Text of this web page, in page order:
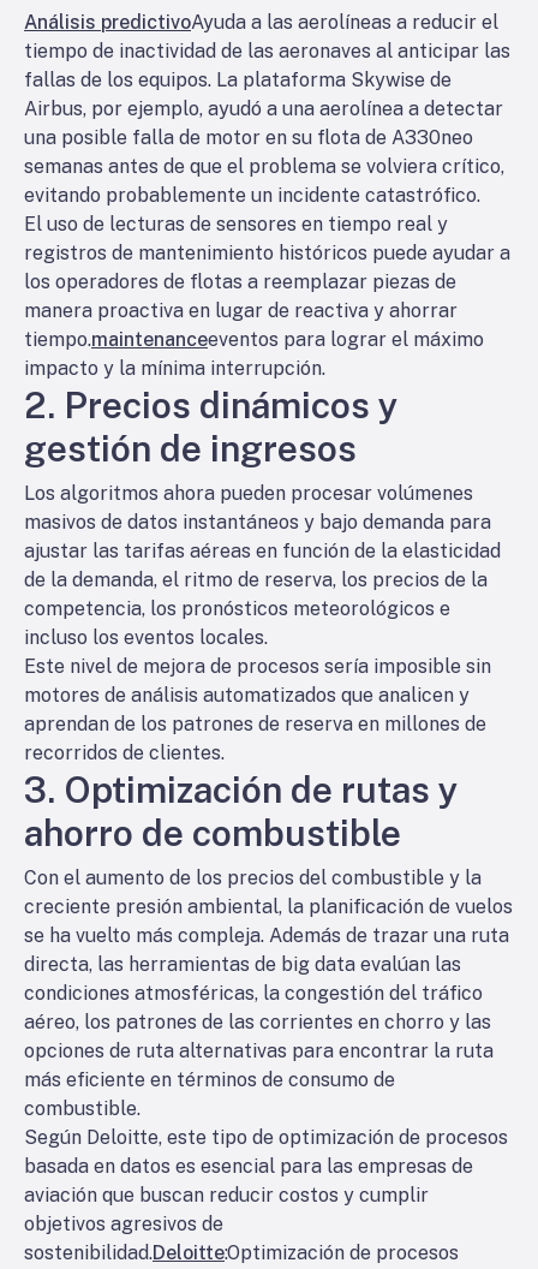
Análisis predictivoAyuda a las aerolíneas a reducir el
tiempo de inactividad de las aeronaves al anticipar las
fallas de los equipos. La plataforma Skywise de
Airbus, por ejemplo, ayudó a una aerolínea a detectar
una posible falla de motor en su flota de A330neo
semanas antes de que el problema se volviera crítico,
evitando probablemente un incidente catastrófico.
El uso de lecturas de sensores en tiempo real y
registros de mantenimiento históricos puede ayudar a
los operadores de flotas a reemplazar piezas de
manera proactiva en lugar de reactiva y ahorrar
tiempo.maintenanceeventos para lograr el máximo
impacto y la mínima interrupción.
2. Precios dinámicos y
gestión de ingresos
Los algoritmos ahora pueden procesar volúmenes
masivos de datos instantáneos y bajo demanda para
ajustar las tarifas aéreas en función de la elasticidad
de la demanda, el ritmo de reserva, los precios de la
competencia, los pronósticos meteorológicos e
incluso los eventos locales.
Este nivel de mejora de procesos sería imposible sin
motores de análisis automatizados que analicen y
aprendan de los patrones de reserva en millones de
recorridos de clientes.
3. Optimización de rutas y
ahorro de combustible
Con el aumento de los precios del combustible y la
creciente presión ambiental, la planificación de vuelos
se ha vuelto más compleja. Además de trazar una ruta
directa, las herramientas de big data evalúan las
condiciones atmosféricas, la congestión del tráfico
aéreo, los patrones de las corrientes en chorro y las
opciones de ruta alternativas para encontrar la ruta
más eficiente en términos de consumo de
combustible.
Según Deloitte, este tipo de optimización de procesos
basada en datos es esencial para las empresas de
aviación que buscan reducir costos y cumplir
objetivos agresivos de
sostenibilidad.Deloitte:Optimización de procesos